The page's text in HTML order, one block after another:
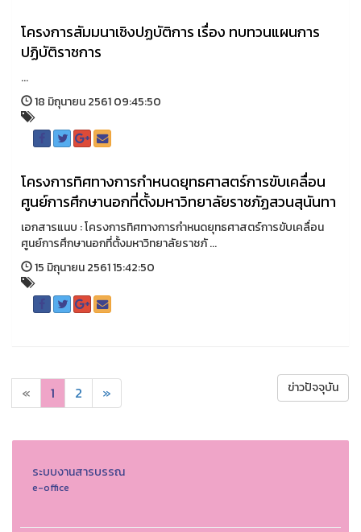
โครงการสัมมนาเชิงปฏบัติการ เรื่อง ทบทวนแผนการ
ปฏิบัติราชการ
...
18 มิถุนายน 2561 09:45:50
โครงการทิศทางการกำหนดยุทธศาสตร์การขับเคลื่อน
ศูนย์การศึกษานอกที่ตั้งมหาวิทยาลัยราชภัฏสวนสุนันทา
เอกสารแนบ : โครงการทิศทางการกำหนดยุทธศาสตร์การขับเคลื่อน
ศูนย์การศึกษานอกที่ตั้งมหาวิทยาลัยราชภั ...
15 มิถุนายน 2561 15:42:50
« 1 2 » ข่าวปัจจุบัน
ระบบงานสารบรรณ
e-office